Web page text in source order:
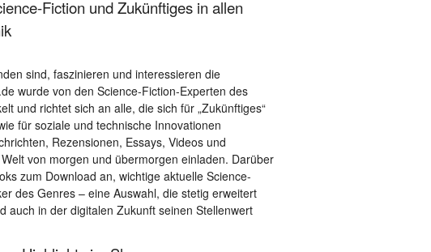
Fiction und Zukünftiges in allen
sind, faszinieren und interessieren die
wurde von den Science-Fiction-Experten des
und richtet sich an alle, die sich für „Zukünftiges“
für soziale und technische Innovationen
Rezensionen, Essays, Videos und
von morgen und übermorgen einladen. Darüber
zum Download an, wichtige aktuelle Science-
des Genres – eine Auswahl, die stetig erweitert
auch in der digitalen Zukunft seinen Stellenwert